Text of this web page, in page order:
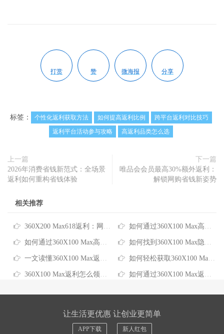
打赏 赞 微海报 分享
标签： 个性化返利获取方法 如何提高返利比例
跨平台返利对比技巧
返利平台活动参与攻略
高返利品类怎么选
上一篇
2026年消费省钱新范式：全场景
返利如何重构省钱体验
下一篇
唯品会会员最高30%额外返利：
解锁网购省钱新姿势
相关推荐
360X200 Max618返利：网购省钱实用攻略 如何通过360X100 Max高返利实现网购省钱最大化
如何通过360X100 Max高佣金返利实现网购更省钱 如何找到360X100 Max隐藏返利，轻松省下网购开支
一文读懂360X100 Max返利提现：网购省钱新玩法 如何轻松获取360X100 Max返利推广的购物省钱福利
360X100 Max返利怎么领：一站式省钱攻略来了 如何通过360X100 Max返利平台每年省下千元网购开支
让生活更优惠 让创业更简单
APP下载 新人红包